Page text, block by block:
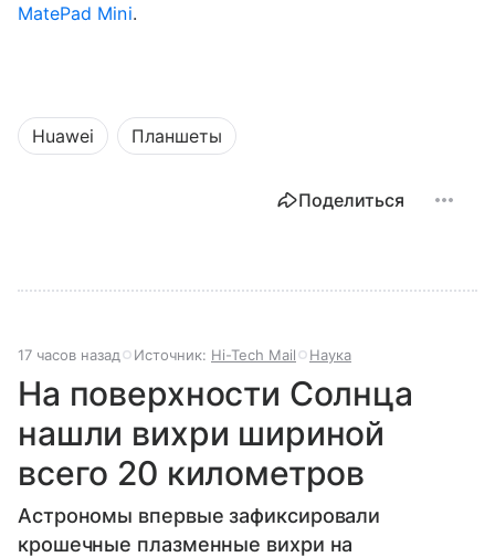
MatePad Mini.
Huawei Планшеты
Поделиться
17 часов назад Источник: Hi-Tech Mail Наука
На поверхности Солнца
нашли вихри шириной
всего 20 километров
Астрономы впервые зафиксировали
крошечные плазменные вихри на